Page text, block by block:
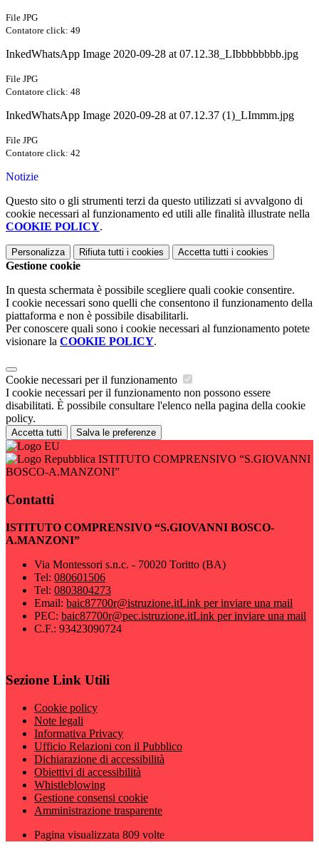
File JPG
Contatore click: 49
InkedWhatsApp Image 2020-09-28 at 07.12.38_LIbbbbbbbb.jpg
File JPG
Contatore click: 48
InkedWhatsApp Image 2020-09-28 at 07.12.37 (1)_LImmm.jpg
File JPG
Contatore click: 42
Notizie
Questo sito o gli strumenti terzi da questo utilizzati si avvalgono di
cookie necessari al funzionamento ed utili alle finalità illustrate nella
COOKIE POLICY.
Personalizza Rifiuta tutti i cookies Accetta tutti i cookies
Gestione cookie
In questa schermata è possibile scegliere quali cookie consentire.
I cookie necessari sono quelli che consentono il funzionamento della
piattaforma e non è possibile disabilitarli.
Per conoscere quali sono i cookie necessari al funzionamento potete
visionare la COOKIE POLICY.
Cookie necessari per il funzionamento
I cookie necessari per il funzionamento non possono essere
disabilitati. È possibile consultare l'elenco nella pagina della cookie
policy.
Accetta tutti Salva le preferenze
ISTITUTO COMPRENSIVO “S.GIOVANNI
BOSCO-A.MANZONI”
Contatti
ISTITUTO COMPRENSIVO “S.GIOVANNI BOSCO-
A.MANZONI”
Via Montessori s.n.c. - 70020 Toritto (BA)
Tel: 080601506
Tel: 0803804273
Email: baic87700r@istruzione.itLink per inviare una mail
PEC: baic87700r@pec.istruzione.itLink per inviare una mail
C.F.: 93423090724
Sezione Link Utili
Cookie policy
Note legali
Informativa Privacy
Ufficio Relazioni con il Pubblico
Dichiarazione di accessibilità
Obiettivi di accessibilità
Whistleblowing
Gestione consensi cookie
Amministrazione trasparente
Pagina visualizzata 809 volte